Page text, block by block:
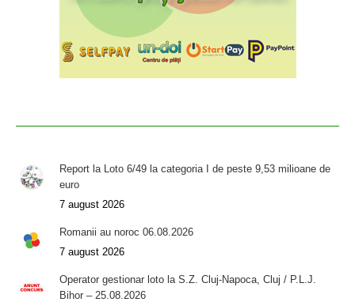
Report la Loto 6/49 la categoria I de peste 9,53 milioane de
euro
7 august 2026
Romanii au noroc 06.08.2026
7 august 2026
Operator gestionar loto la S.Z. Cluj-Napoca, Cluj / P.L.J.
Bihor – 25.08.2026